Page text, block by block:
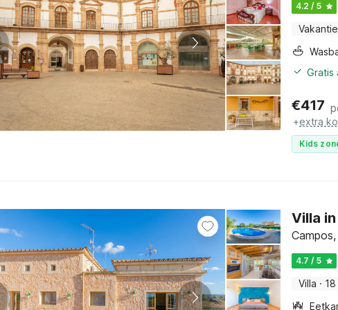
4.2 / 5
Gratis
€417
+extra
Kids
Villa
4.7 / 5
Villa ·